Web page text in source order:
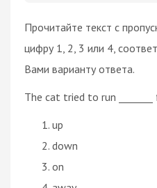
Прочитайте текст с
цифру 1, 2, 3 или 4,
Вами варианту ответа.
The cat tried to run
up
down
on